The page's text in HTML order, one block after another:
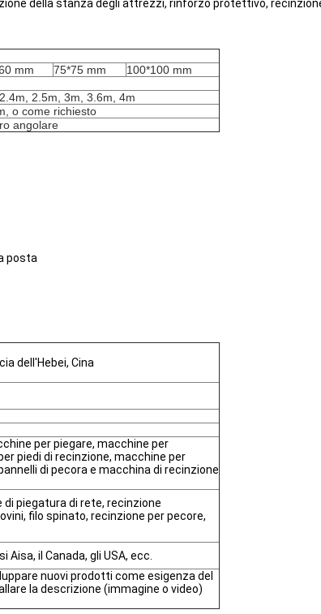
della stanza degli attrezzi, rinforzo protettivo,
mm 75*75 mm
100*100 mm
2.5m, 3m, 3.6m, 4m
o come richiesto
angolare
posta
dell'Hebei, Cina
per piegare, macchine per
piedi di recinzione, macchine per
di pecora e macchina di recinzione
piegatura di rete, recinzione
filo spinato, recinzione per pecore,
Aisa, il Canada, gli USA, ecc.
nuovi prodotti come esigenza del
la descrizione (immagine o video)